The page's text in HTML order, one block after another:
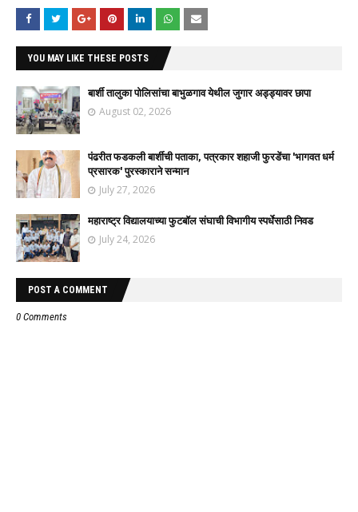
YOU MAY LIKE THESE POSTS
बार्शी तालुका पोलिसांचा बाभुळगाव येथील जुगार अड्ड्यावर छापा
August 02, 2026
पंढरीत फडकली बार्शीची पताका, पत्रकार शहाजी फुरडेंचा 'भागवत धर्म
प्रसारक' पुरस्काराने सन्मान
July 27, 2026
महाराष्ट्र विद्यालयाच्या फुटबॉल संघाची विभागीय स्पर्धेसाठी निवड
July 24, 2026
POST A COMMENT
0 Comments